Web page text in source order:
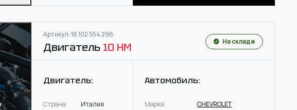
Артикул: 18 102 554 296
Двигатель 10 HM На складе
Двигатель:
Страна
Италия
Автомобиль:
Марка
CHEVROLET